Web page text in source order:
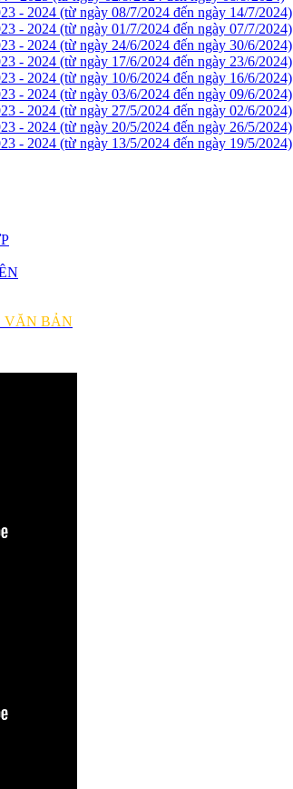
- 2024 (từ ngày 08/7/2024 đến ngày 14/7/2024)
- 2024 (từ ngày 01/7/2024 đến ngày 07/7/2024)
- 2024 (từ ngày 24/6/2024 đến ngày 30/6/2024)
- 2024 (từ ngày 17/6/2024 đến ngày 23/6/2024)
- 2024 (từ ngày 10/6/2024 đến ngày 16/6/2024)
- 2024 (từ ngày 03/6/2024 đến ngày 09/6/2024)
- 2024 (từ ngày 27/5/2024 đến ngày 02/6/2024)
- 2024 (từ ngày 20/5/2024 đến ngày 26/5/2024)
- 2024 (từ ngày 13/5/2024 đến ngày 19/5/2024)
VĂN BẢN